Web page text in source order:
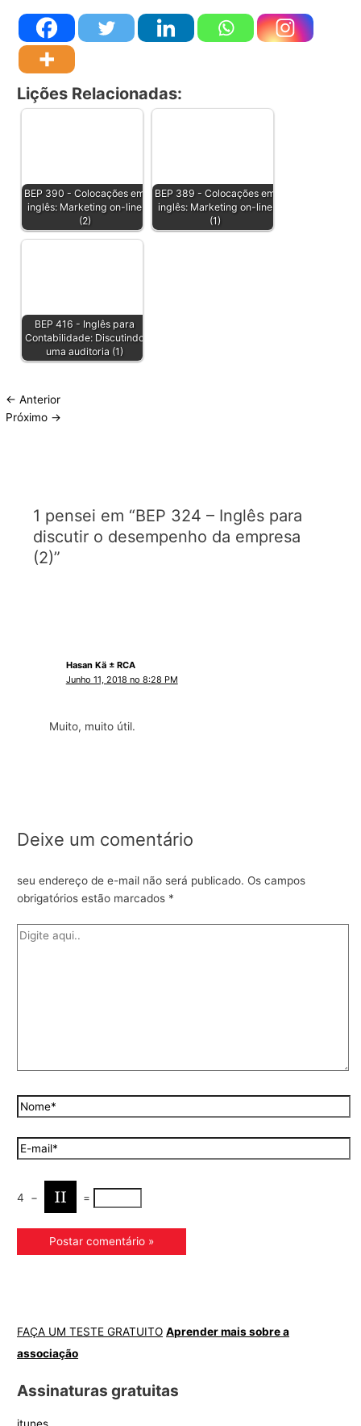
Lições Relacionadas:
BEP 390 - Colocações em
inglês: Marketing on-line
(2)
BEP 389 - Colocações em
inglês: Marketing on-line
(1)
BEP 416 - Inglês para
Contabilidade: Discutindo
uma auditoria (1)
← Anterior
Próximo →
1 pensei em “BEP 324 – Inglês para
discutir o desempenho da empresa
(2)”
Hasan Kä ± RCA
Junho 11, 2018 no 8:28 PM
Muito, muito útil.
Deixe um comentário
seu endereço de e-mail não será publicado. Os campos
obrigatórios estão marcados *
4 − =
FAÇA UM TESTE GRATUITO Aprender mais sobre a
associação
Assinaturas gratuitas
itunes